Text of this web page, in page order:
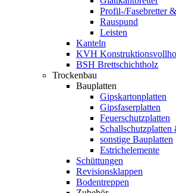
Profil-/Fasebretter
Rauspund
Leisten
Kanteln
KVH
BSH Brettschichtholz
Trockenbau
Bauplatten
Gipskartonplatten
Gipsfaserplatten
Feuerschutzplatten
Schallschutzplatten
sonstige Bauplatten
Estrichelemente
Schüttungen
Revisionsklappen
Bodentreppen